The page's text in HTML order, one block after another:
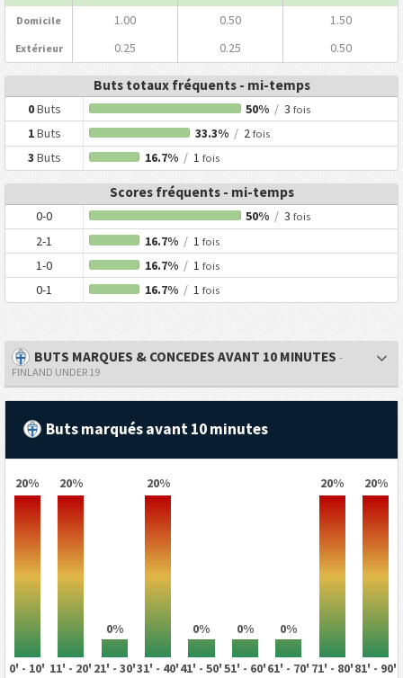
Domicile 1.00 0.50 1.50
Extérieur 0.25 0.25 0.50
Buts totaux fréquents - mi-temps
0Buts 50% / 3fois
1Buts 33.3% /2 fois
3 Buts 16.7% /1 fois
Scores fréquents - mi-temps
0-0 50% / 3fois
2-1 16.7% /1 fois
1-0 16.7% /1 fois
0-1 16.7% /1 fois
BUTS MARQUES & CONCEDES AVANT 10 MINUTES -
FINLAND UNDER 19
Buts marqués avant 10 minutes
20% 20%
0%
20%
0% 0% 0%
20% 20%
0' - 10' 11' - 20' 21' - 30'31' - 40'41' - 50'51' - 60'61' - 70' 71' - 80'81' - 90'